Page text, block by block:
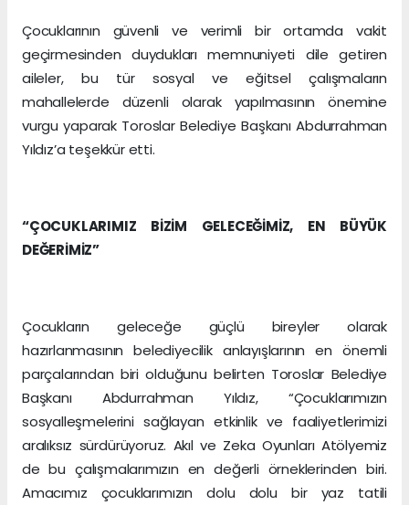
Çocuklarının güvenli ve verimli bir ortamda vakit
geçirmesinden duydukları memnuniyeti dile getiren
aileler, bu tür sosyal ve eğitsel çalışmaların
mahallelerde düzenli olarak yapılmasının önemine
vurgu yaparak Toroslar Belediye Başkanı Abdurrahman
Yıldız’a teşekkür etti.
“ÇOCUKLARIMIZ BİZİM GELECEĞİMİZ, EN BÜYÜK
DEĞERİMİZ”
Çocukların geleceğe güçlü bireyler olarak
hazırlanmasının belediyecilik anlayışlarının en önemli
parçalarından biri olduğunu belirten Toroslar Belediye
Başkanı Abdurrahman Yıldız, “Çocuklarımızın
sosyalleşmelerini sağlayan etkinlik ve faaliyetlerimizi
aralıksız sürdürüyoruz. Akıl ve Zeka Oyunları Atölyemiz
de bu çalışmalarımızın en değerli örneklerinden biri.
Amacımız çocuklarımızın dolu dolu bir yaz tatili